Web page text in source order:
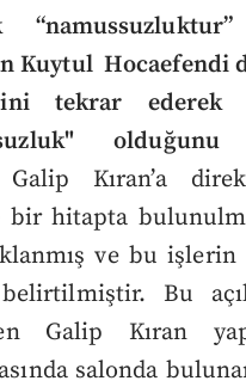
Kuytul Hocaefendi
tekrar ederek
olduğunu
Galip Kıran’a
bir hitapta
ve bu işlerin
Bu
Galip Kıran
salonda